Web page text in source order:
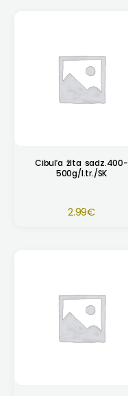
Cibuľa žlta sadz.400-
500g/I.tr./SK
2.99€